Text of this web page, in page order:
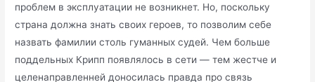
проблем в эксплуатации не возникнет. Но, поскольку
страна должна знать своих героев, то позволим себе
назвать фамилии столь гуманных судей. Чем больше
поддельных Крипп появлялось в сети — тем жестче и
целенаправленней доносилась правда про связь